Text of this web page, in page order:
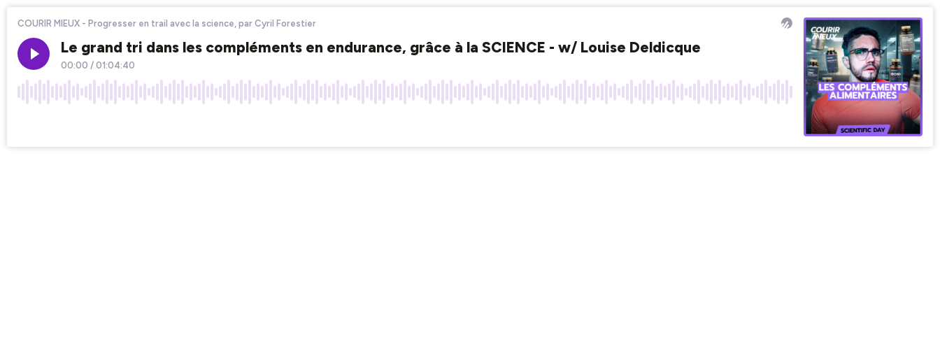
COURIR MIEUX - Progresser en trail avec la science, par Cyril Forestier
Le grand tri dans les compléments en endurance, grâce à la SCIENCE - w/ Louise Deldicque
00:00 /01:04:40